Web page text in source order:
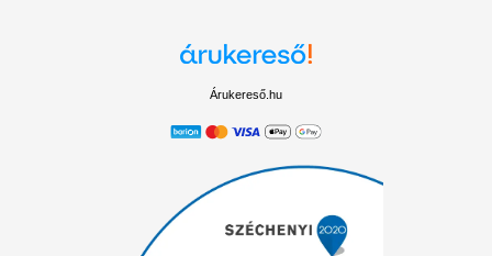
Árukereső.hu